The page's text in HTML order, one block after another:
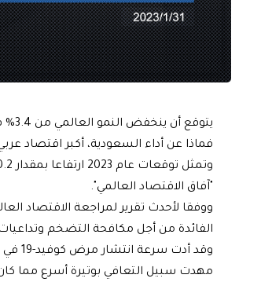
فماذا عن أداء السعودية، أكبر اقتصاد
"آفاق الاقتصاد العالمي".
ووفقا لأحدث تقرير لمراجعة الاقتصاد
الفائدة من أجل مكافحة التضخم وتداعيات
مهدت سبيل التعافي بوتيرة أسرع مما